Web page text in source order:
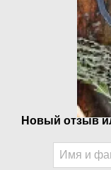
Новый отзыв